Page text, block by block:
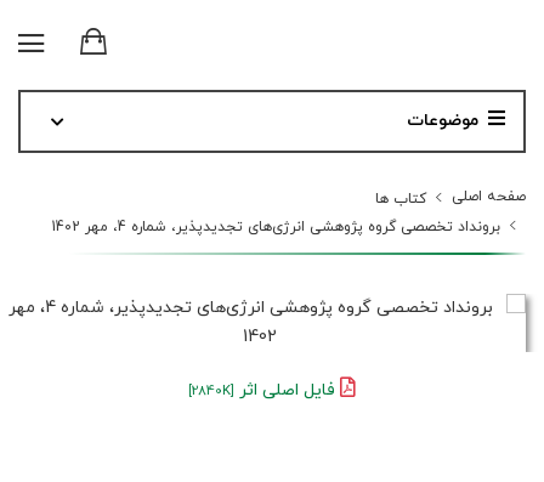
موضوعات
صفحه اصلی
کتاب ها
برونداد تخصصی گروه پژوهشی انرژی‌های تجدیدپذیر، شماره 4، مهر 1402
فایل اصلی اثر [2840K]